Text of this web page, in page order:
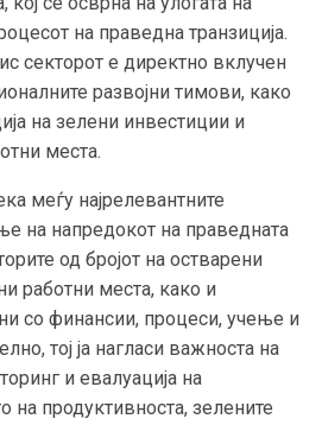
на праведна транзиција.
секторот е директно вклучен
развојни тимови, како
на зелени инвестиции и
места.
меѓу најрелевантните
на напредокот на праведната
од бројот на остварени
работни места, како и
со финансии, процеси, учење и
тој ја нагласи важноста на
и евалуација на
на продуктивноста, зелените